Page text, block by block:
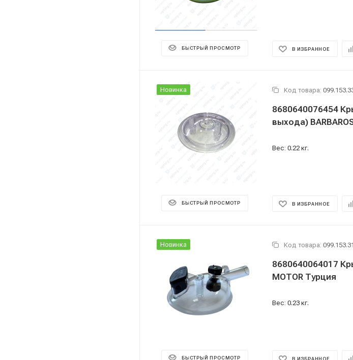
БЫСТРЫЙ ПРОСМОТР В ИЗБРАННОЕ
Новинка
БЫСТРЫЙ ПРОСМОТР
Код товара:
8680640076454
выхода)
Вес: 0.22 кг.
В ИЗБРАННОЕ
Новинка
БЫСТРЫЙ ПРОСМОТР
Код товара:
8680640064017
MOTOR Турция
Вес: 0.23 кг.
В ИЗБРАННОЕ